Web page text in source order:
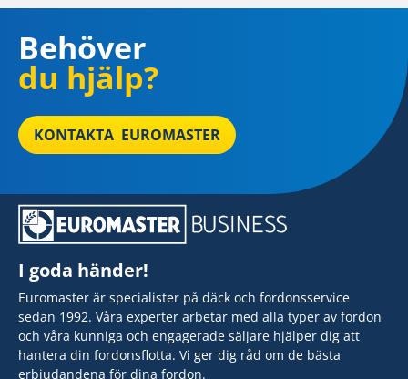
Behöver
du hjälp?
KONTAKTA EUROMASTER
I goda händer!
Euromaster är specialister på däck och fordonsservice
sedan 1992. Våra experter arbetar med alla typer av fordon
och våra kunniga och engagerade säljare hjälper dig att
hantera din fordonsflotta. Vi ger dig råd om de bästa
erbjudandena för dina fordon.